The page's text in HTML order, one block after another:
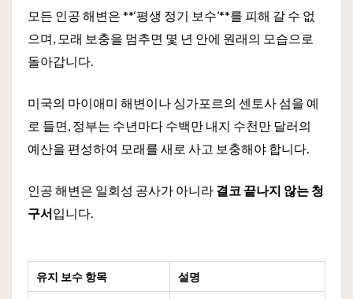
모든 인공 해변은 **‘평생 정기 보수’**를 피해 갈 수 없
으며, 모래 보충을 멈추면 몇 년 안에 원래의 모습으로
돌아갑니다.
미국의 마이애미 해변이나 싱가포르의 센토사 섬을 예
로 들면, 정부는 수년마다 수백만 내지 수천만 달러의
예산을 편성하여 모래를 새로 사고 보충해야 합니다.
인공 해변은 일회성 공사가 아니라 결코 끝나지 않는 청
구서입니다.
유지 보수 항목 설명